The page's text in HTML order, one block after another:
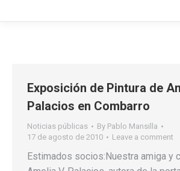
Exposición de Pintura de
Palacios en Combarro
Noticias públicas By Pablo Mansilla
17 de agosto de 2010
Leave a comment
Estimados socios:Nuestra amiga y